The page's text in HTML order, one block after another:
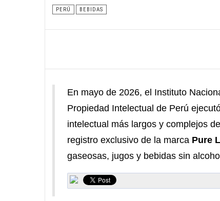
PERÚ BEBIDAS
En mayo de 2026, el Instituto
Propiedad Intelectual de Perú
intelectual más largos y complejos
registro exclusivo de la marca Pure
gaseosas, jugos y bebidas sin